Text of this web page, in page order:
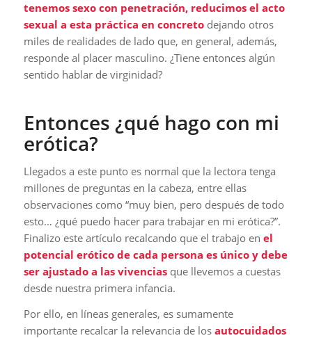
tenemos sexo con penetración, reducimos el acto
sexual a esta práctica en concretodejando otros
miles de realidades de lado que, en general, además,
responde al placer masculino. ¿Tiene entonces algún
sentido hablar de virginidad?
Entonces ¿qué hago con mi
erótica?
Llegados a este punto es normal que la lectora tenga
millones de preguntas en la cabeza, entre ellas
observaciones como “muy bien, pero después de todo
esto… ¿qué puedo hacer para trabajar en mi erótica?”.
Finalizo este artículo recalcando que el trabajo en el
potencial erótico de cada persona es único y debe
ser ajustado a las vivencias que llevemos a cuestas
desde nuestra primera infancia.
Por ello, en líneas generales, es sumamente
importante recalcar la relevancia de los autocuidados